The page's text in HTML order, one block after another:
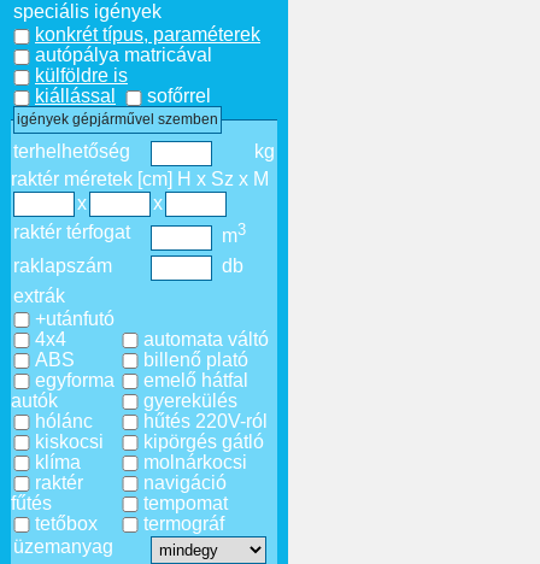
speciális igények
konkrét típus, paraméterek
autópálya matricával
külföldre is
kiállással
sofőrrel
igények gépjárművel szemben
terhelhetőség
kg
raktér méretek [cm] H x Sz x M
x
x
raktér térfogat
m3
raklapszám
db
extrák
+utánfutó
4x4
ABS
egyforma
autók
hólánc
kiskocsi
klíma
raktér
fűtés
tetőbox
automata váltó
billenő plató
emelő hátfal
gyerekülés
hűtés 220V-ról
kipörgés gátló
molnárkocsi
navigáció
tempomat
termográf
üzemanyag